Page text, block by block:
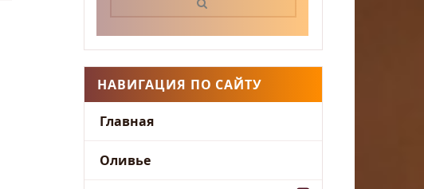
НАВИГАЦИЯ ПО САЙТУ
Главная
Оливье